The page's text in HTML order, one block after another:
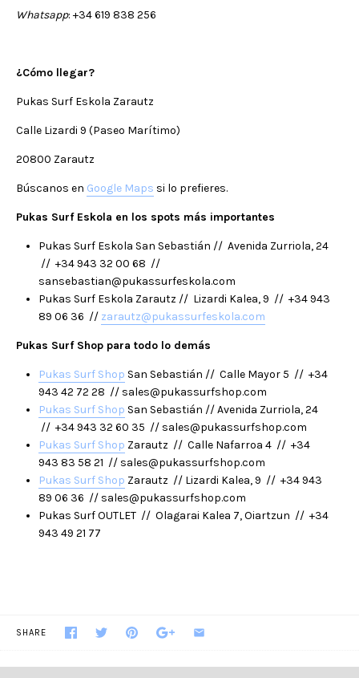
Whatsapp: +34 619 838 256
¿Cómo llegar?
Pukas Surf Eskola Zarautz
Calle Lizardi 9 (Paseo Marítimo)
20800 Zarautz
Búscanos en Google Maps si lo prefieres.
Pukas Surf Eskola en los spots más importantes
Pukas Surf Eskola San Sebastián // Avenida Zurriola, 24
// +34 943 32 00 68 //
sansebastian@pukassurfeskola.com
Pukas Surf Eskola Zarautz // Lizardi Kalea, 9 // +34 943
89 06 36 // zarautz@pukassurfeskola.com
Pukas Surf Shop para todo lo demás
Pukas Surf Shop San Sebastián // Calle Mayor 5 // +34
943 42 72 28 // sales@pukassurfshop.com
Pukas Surf Shop San Sebastián // Avenida Zurriola, 24
// +34 943 32 60 35 // sales@pukassurfshop.com
Pukas Surf Shop Zarautz // Calle Nafarroa 4 // +34
943 83 58 21 // sales@pukassurfshop.com
Pukas Surf Shop Zarautz // Lizardi Kalea, 9 // +34 943
89 06 36 // sales@pukassurfshop.com
Pukas Surf OUTLET // Olagarai Kalea 7, Oiartzun // +34
943 49 21 77
SHARE